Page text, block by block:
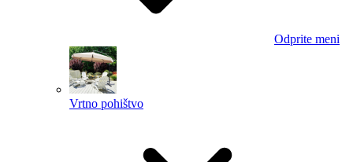
Odprite meni
Vrtno pohištvo